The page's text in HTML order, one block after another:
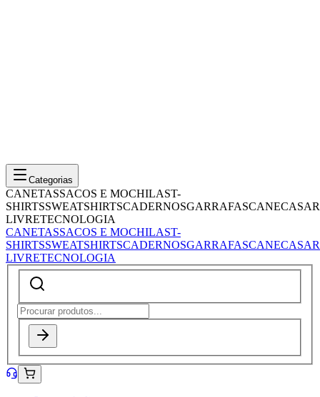
Categorias
CANETASSACOS E MOCHILAST-
SHIRTSSWEATSHIRTSCADERNOSGARRAFASCANECASAR
LIVRETECNOLOGIA
CANETASSACOS E MOCHILAST-
SHIRTSSWEATSHIRTSCADERNOSGARRAFASCANECASAR
LIVRETECNOLOGIA